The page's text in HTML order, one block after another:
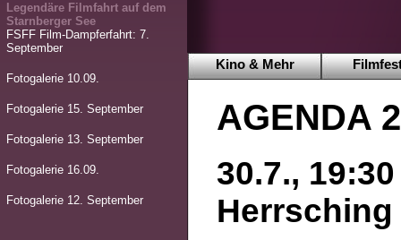
Legendäre Filmfahrt auf dem
Starnberger See
FSFF Film-Dampferfahrt: 7.
September
Fotogalerie 10.09.
Fotogalerie 15. September
Fotogalerie 13. September
Fotogalerie 16.09.
Fotogalerie 12. September
Kino & Mehr
AGENDA
30.7.,
Herrsching